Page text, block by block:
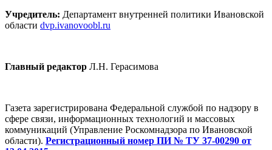
Учредитель: Департамент внутренней политики Ивановской
области dvp.ivanovoobl.ru
Главный редактор Л.Н. Герасимова
Газета зарегистрирована Федеральной службой по надзору в
сфере связи, информационных технологий и массовых
коммуникаций (Управление Роскомнадзора по Ивановской
области). Регистрационный номер ПИ № ТУ 37-00290 от